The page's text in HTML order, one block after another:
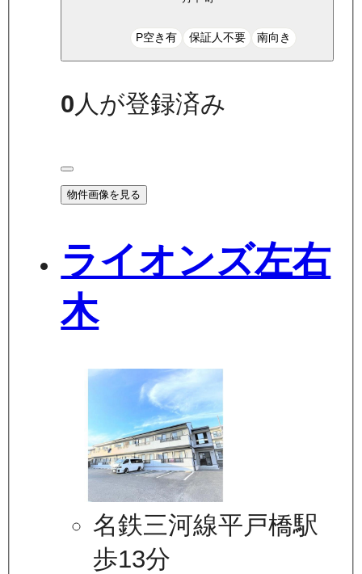
P空き有 保証人不要 南向き
0 人が登録済み
物件画像を見る
ライオンズ左右
木
名鉄三河線平戸橋駅
歩13分